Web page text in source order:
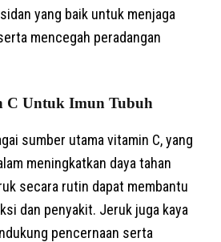
yang baik untuk menjaga
mencegah peradangan
C Untuk Imun Tubuh
sumber utama vitamin C, yang
meningkatkan daya tahan
secara rutin dapat membantu
dan penyakit. Jeruk juga kaya
pencernaan serta